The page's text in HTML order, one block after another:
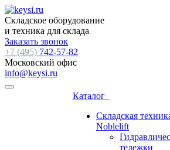
Складское оборудование
и техника для склада
Заказать звонок
+7 (495) 742-57-82
Московский офис
info@keysi.ru
Каталог
Складская
Noblelift
тележки